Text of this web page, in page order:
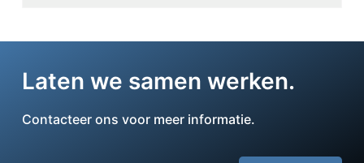
Laten we samen werken.
Contacteer ons voor meer informatie.